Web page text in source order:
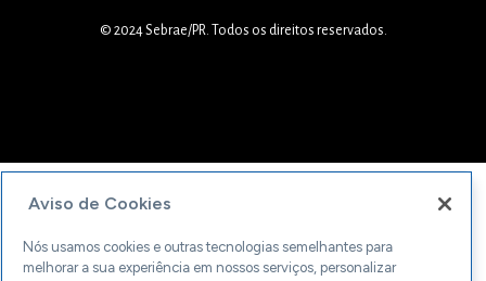
© 2024 Sebrae/PR. Todos os direitos reservados.
Aviso de Cookies
Nós usamos cookies e outras tecnologias semelhantes para
melhorar a sua experiência em nossos serviços, personalizar